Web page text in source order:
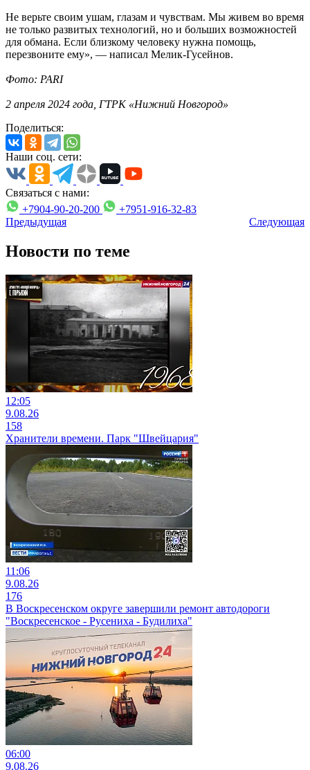
Не верьте своим ушам, глазам и чувствам. Мы живем во время
не только развитых технологий, но и больших возможностей
для обмана. Если близкому человеку нужна помощь,
перезвоните ему», — написал Мелик-Гусейнов.
Фото: PARI
2 апреля 2024 года, ГТРК «Нижний Новгород»
Поделиться:
Наши соц. сети:
Связаться с нами:
+7904-90-20-200
+7951-916-32-83
Предыдущая
Следующая
Новости по теме
12:05
9.08.26
158
Хранители времени. Парк "Швейцария"
11:06
9.08.26
176
В Воскресенском округе завершили ремонт автодороги
"Воскресенское - Русениха - Будилиха"
06:00
9.08.26